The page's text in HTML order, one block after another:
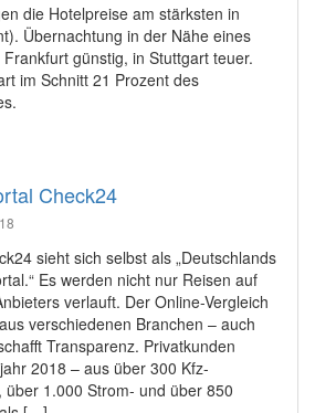
die Hotelpreise am stärksten in
Übernachtung in der Nähe eines
günstig, in Stuttgart teuer.
im Schnitt 21 Prozent des
Check24
sieht sich selbst als „Deutschlands
Es werden nicht nur Reisen auf
verlauft. Der Online-Vergleich
verschiedenen Branchen – auch
Transparenz. Privatkunden
2018 – aus über 300 Kfz-
über 1.000 Strom- und über 850